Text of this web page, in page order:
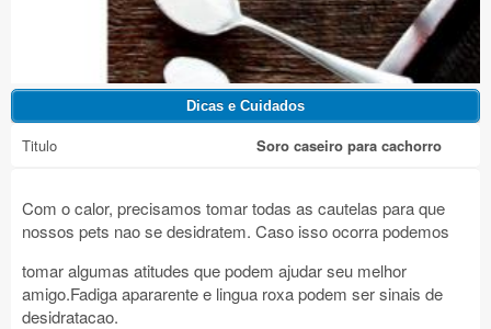
Titulo Soro caseiro para cachorro
Com o calor, precisamos tomar todas as cautelas para que
nossos pets nao se desidratem. Caso isso ocorra podemos
tomar algumas atitudes que podem ajudar seu melhor
amigo.Fadiga apararente e lingua roxa podem ser sinais de
desidratacao.